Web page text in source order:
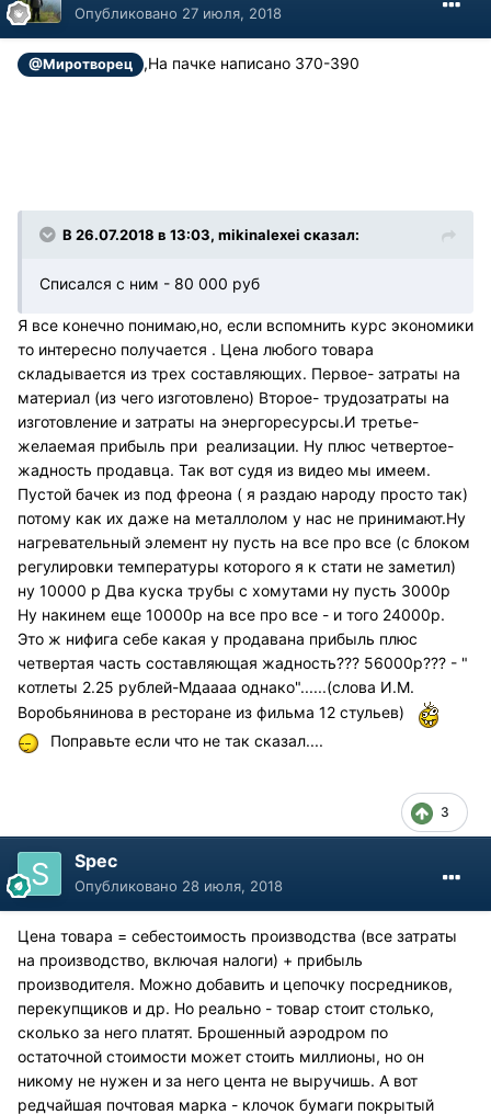
Опубликовано 27 июля, 2018
@Миротворец ,На пачке написано 370-390
В 26.07.2018 в 13:03, mikinalexei сказал:
Списался с ним - 80 000 руб
Я все конечно понимаю,но, если вспомнить курс экономики
то интересно получается . Цена любого товара
складывается из трех составляющих. Первое- затраты на
материал (из чего изготовлено) Второе- трудозатраты на
изготовление и затраты на энергоресурсы.И третье-
желаемая прибыль при реализации. Ну плюс четвертое-
жадность продавца. Так вот судя из видео мы имеем.
Пустой бачек из под фреона ( я раздаю народу просто так)
потому как их даже на металлолом у нас не принимают.Ну
нагревательный элемент ну пусть на все про все (с блоком
регулировки температуры которого я к стати не заметил)
ну 10000 р Два куска трубы с хомутами ну пусть 3000р
Ну накинем еще 10000р на все про все - и того 24000р.
Это ж нифига себе какая у продавана прибыль плюс
четвертая часть составляющая жадность??? 56000р??? - "
котлеты 2.25 рублей-Мдаааа однако"......(слова И.М.
Воробьянинова в ресторане из фильма 12 стульев)
​ Поправьте если что не так сказал....
3
Spec
Опубликовано 28 июля, 2018
Цена товара = себестоимость производства (все затраты
на производство, включая налоги) + прибыль
производителя. Можно добавить и цепочку посредников,
перекупщиков и др. Но реально - товар стоит столько,
сколько за него платят. Брошенный аэродром по
остаточной стоимости может стоить миллионы, но он
никому не нужен и за него цента не выручишь. А вот
редчайшая почтовая марка - клочок бумаги покрытый